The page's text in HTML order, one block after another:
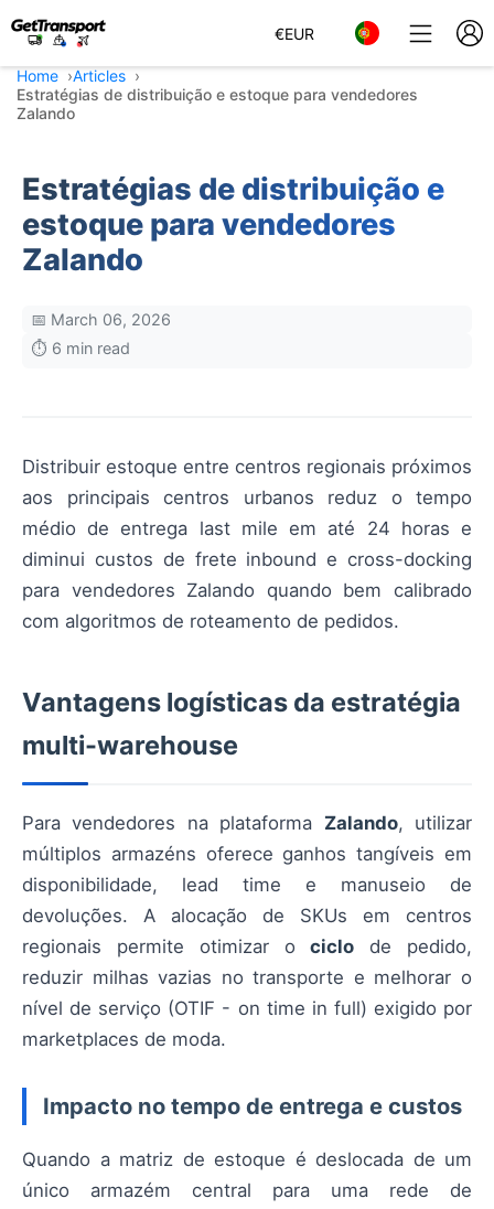
€EUR
Home
Articles
Estratégias de distribuição e estoque para vendedores
Zalando
Estratégias de distribuição e
estoque para vendedores
Zalando
📅 March 06, 2026
⏱️ 6 min read
Distribuir estoque entre centros regionais próximos
aos principais centros urbanos reduz o tempo
médio de entrega last mile em até 24 horas e
diminui custos de frete inbound e cross-docking
para vendedores Zalando quando bem calibrado
com algoritmos de roteamento de pedidos.
Vantagens logísticas da estratégia
multi-warehouse
Para vendedores na plataforma Zalando, utilizar
múltiplos armazéns oferece ganhos tangíveis em
disponibilidade, lead time e manuseio de
devoluções. A alocação de SKUs em centros
regionais permite otimizar ociclo de pedido,
reduzir milhas vazias no transporte e melhorar o
nível de serviço (OTIF - on time in full) exigido por
marketplaces de moda.
Impacto no tempo de entrega e custos
Quando a matriz de estoque é deslocada de um
único armazém central para uma rede de